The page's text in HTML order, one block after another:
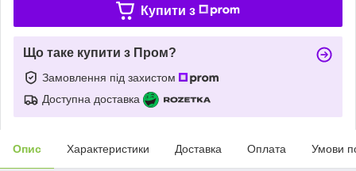
Купити з
Що таке купити з Пром?
Замовлення під захистом
Доступна доставка
Опис Характеристики Доставка Оплата Умови